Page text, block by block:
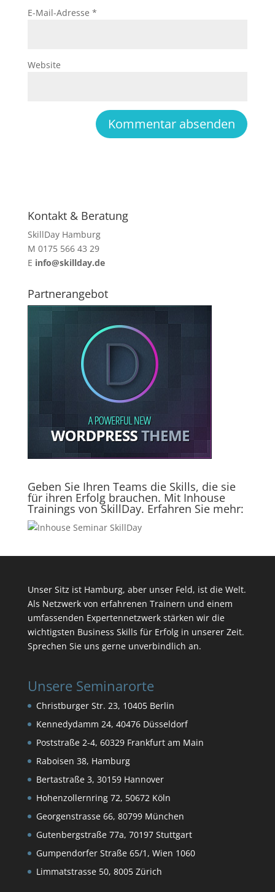
E-Mail-Adresse *
Website
Kontakt & Beratung
SkillDay Hamburg
M 0175 566 43 29
E info@skillday.de
Partnerangebot
Geben Sie Ihren Teams die Skills, die sie
für ihren Erfolg brauchen. Mit Inhouse
Trainings von SkillDay. Erfahren Sie mehr:
Unser Sitz ist Hamburg, aber unser Feld, ist die Welt.
Als Netzwerk von erfahrenen Trainern und einem
umfassenden Expertennetzwerk stärken wir die
wichtigsten Business Skills für Erfolg in unserer Zeit.
Sprechen Sie uns gerne unverbindlich an.
Unsere Seminarorte
Christburger Str. 23, 10405 Berlin
Kennedydamm 24, 40476 Düsseldorf
Poststraße 2-4, 60329 Frankfurt am Main
Raboisen 38, Hamburg
Bertastraße 3, 30159 Hannover
Hohenzollernring 72, 50672 Köln
Georgenstrasse 66, 80799 München
Gutenbergstraße 77a, 70197 Stuttgart
Gumpendorfer Straße 65/1, Wien 1060
Limmatstrasse 50, 8005 Zürich